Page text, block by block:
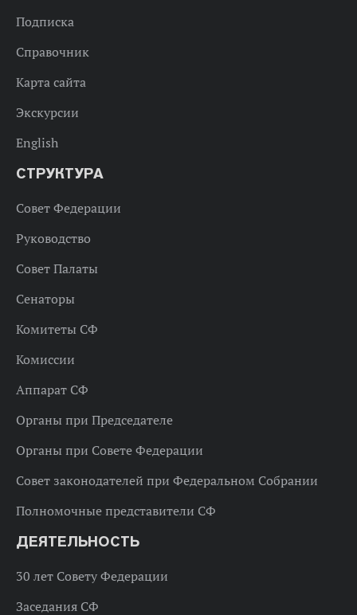
Подписка
Справочник
Карта сайта
Экскурсии
English
СТРУКТУРА
Совет Федерации
Руководство
Совет Палаты
Сенаторы
Комитеты СФ
Комиссии
Аппарат СФ
Органы при Председателе
Органы при Совете Федерации
Совет законодателей при Федеральном Собрании
Полномочные представители СФ
ДЕЯТЕЛЬНОСТЬ
30 лет Совету Федерации
Заседания СФ